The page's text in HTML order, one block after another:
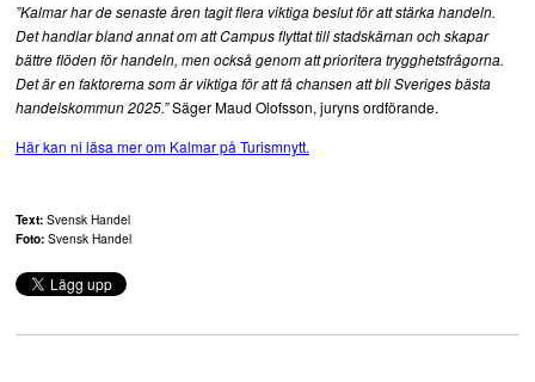
Statistik
Aktuellt från Stua
Hitta leverantör
Destinationsutveckling
Försäkringar
Hotelltjänster
”Kalmar har de senaste åren tagit flera viktiga beslut för att stärka handeln.
Det handlar bland annat om att Campus flyttat till stadskärnan och skapar
bättre flöden för handeln, men också genom att prioritera trygghetsfrågorna.
Det är en faktorerna som är viktiga för att få chansen att bli Sveriges bästa
handelskommun 2025.”Säger Maud Olofsson, juryns ordförande.
Här kan ni läsa mer om Kalmar på Turismnytt.
Text: Svensk Handel
Foto: Svensk Handel